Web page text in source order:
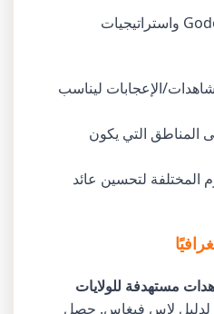
اجمع بين خدمات Godofpanel واستراتيجيات
الإعجابات ليناسب
المناطق التي يكون
المختلفة لتحسين عائد
مستهدفة للولايات
من Godofpanel لدليل لاس فيغاس. حصل